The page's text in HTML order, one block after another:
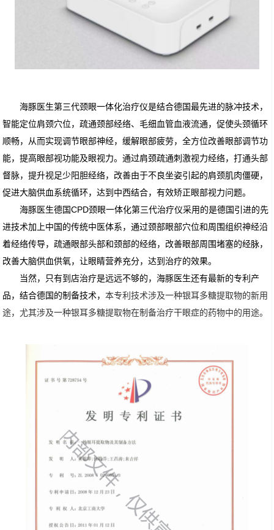
海豚医生第三代颈眼一体化治疗仪是结合德国最先进的脉冲技术，
智能定位肩颈穴位，疏通颈部经络、毛细血管血液流通，促使头颈循环
顺畅，从而实现调节眼部神经，缓解眼部疲劳，全方位改善眼部调节功
能，提高眼部视功能及眼视力。通过肩颈疏通刺激视力经络，打通头部
督脉，提升视足少阳胆经络，改善由于不良坐姿引起的肩颈肌肉僵硬，
促进大脑供血系统循环，达到中西结合，有效矫正眼部视力问题。
海豚医生德国CPD颈眼一体化第三代治疗仪采用的是德国引进的先
进技术加上中国的传统中医体系，通过颈部眼部穴位和周围组织神经沿
着经络传导，疏通眼部头部和颈部的经络，改善眼部周围堵塞的经脉，
改善大脑供血供氧，让眼睛营养充分，达到治疗的效果。
当然，只有到店治疗是远远不够的，海豚医生还有最新的专利产
品，结合德国的制备技术，本专利技术涉及一种银耳多糖提取物的新用
途，尤其涉及一种银耳多糖提取物在制备治疗干眼症的药物中的用途。